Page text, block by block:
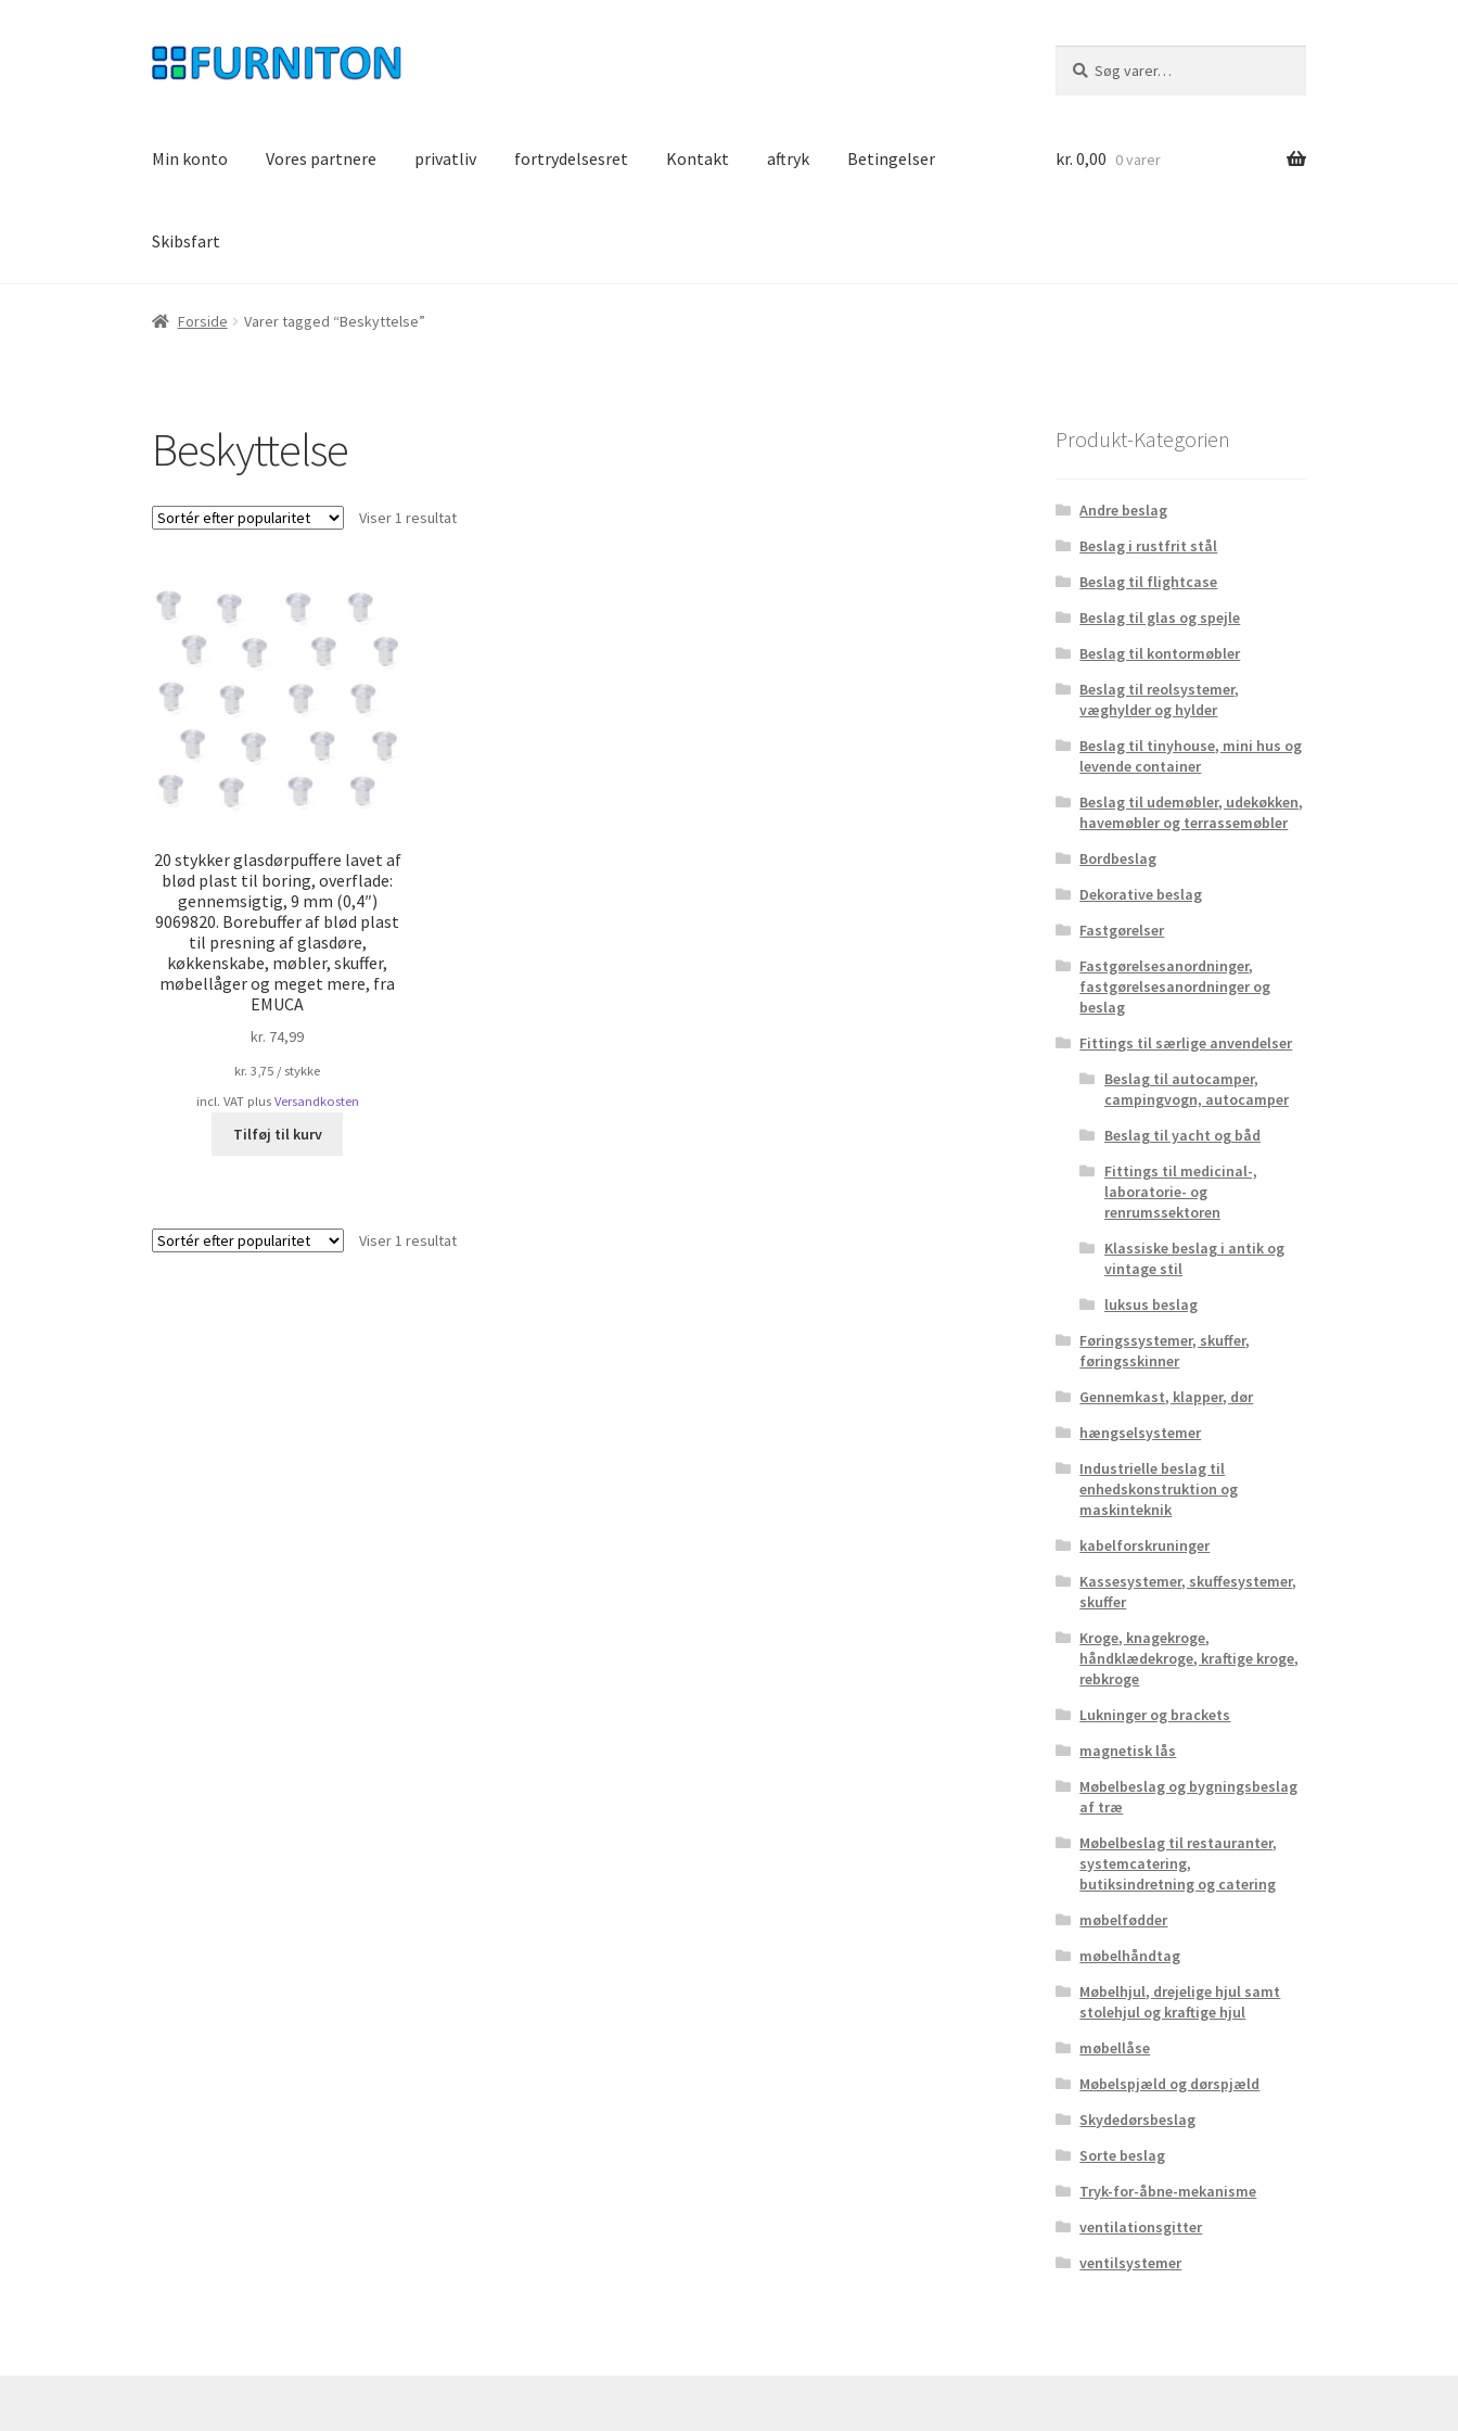
Spring
til
Spring
til
efter:
Min konto Vores partnere privatliv fortrydelsesret Kontakt aftryk Betingelser
Skibsfart
kr. 0,00 0 varer
Forside Varer tagged “Beskyttelse”
Beskyttelse
Viser 1 resultat
20 stykker glasdørpuffere lavet af
blød plast til boring, overflade:
gennemsigtig, 9 mm (0,4″)
9069820. Borebuffer af blød plast
til presning af glasdøre,
køkkenskabe, møbler, skuffer,
møbellåger og meget mere, fra
EMUCA
kr. 74,99
kr. 3,75 / stykke
incl. VAT plus Versandkosten
Tilføj til kurv
Viser 1 resultat
Produkt-Kategorien
Andre beslag
Beslag i rustfrit stål
Beslag til flightcase
Beslag til glas og spejle
Beslag til kontormøbler
Beslag til reolsystemer,
væghylder og hylder
Beslag til tinyhouse, mini hus og
levende container
Beslag til udemøbler, udekøkken,
havemøbler og terrassemøbler
Bordbeslag
Dekorative beslag
Fastgørelser
Fastgørelsesanordninger,
fastgørelsesanordninger og
beslag
Fittings til særlige anvendelser
Beslag til autocamper,
campingvogn, autocamper
Beslag til yacht og båd
Fittings til medicinal-,
laboratorie- og
renrumssektoren
Klassiske beslag i antik og
vintage stil
luksus beslag
Føringssystemer, skuffer,
føringsskinner
Gennemkast, klapper, dør
hængselsystemer
Industrielle beslag til
enhedskonstruktion og
maskinteknik
kabelforskruninger
Kassesystemer, skuffesystemer,
skuffer
Kroge, knagekroge,
håndklædekroge, kraftige kroge,
rebkroge
Lukninger og brackets
magnetisk lås
Møbelbeslag og bygningsbeslag
af træ
Møbelbeslag til restauranter,
systemcatering,
butiksindretning og catering
møbelfødder
møbelhåndtag
Møbelhjul, drejelige hjul samt
stolehjul og kraftige hjul
møbellåse
Møbelspjæld og dørspjæld
Skydedørsbeslag
Sorte beslag
Tryk-for-åbne-mekanisme
ventilationsgitter
ventilsystemer